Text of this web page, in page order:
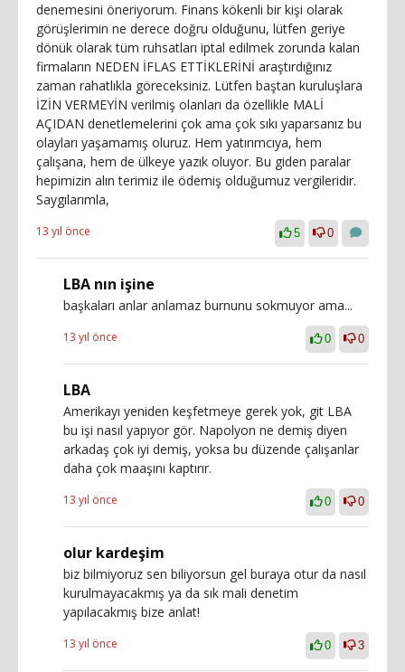
denemesini öneriyorum. Finans kökenli bir kişi olarak
görüşlerimin ne derece doğru olduğunu, lütfen geriye
dönük olarak tüm ruhsatları iptal edilmek zorunda kalan
firmaların NEDEN İFLAS ETTİKLERİNİ araştırdığınız
zaman rahatlıkla göreceksiniz. Lütfen baştan kuruluşlara
İZİN VERMEYİN verilmiş olanları da özellikle MALİ
AÇIDAN denetlemelerini çok ama çok sıkı yaparsanız bu
olayları yaşamamış oluruz. Hem yatırımcıya, hem
çalışana, hem de ülkeye yazık oluyor. Bu giden paralar
hepimizin alın terimiz ile ödemiş olduğumuz vergileridir.
Saygılarımla,
13 yıl önce 5 0
LBA nın işine
başkaları anlar anlamaz burnunu sokmuyor ama...
13 yıl önce 0 0
LBA
Amerikayı yeniden keşfetmeye gerek yok, git LBA
bu işi nasıl yapıyor gör. Napolyon ne demiş diyen
arkadaş çok iyi demiş, yoksa bu düzende çalışanlar
daha çok maaşını kaptırır.
13 yıl önce 0 0
olur kardeşim
biz bilmiyoruz sen biliyorsun gel buraya otur da nasıl
kurulmayacakmış ya da sık mali denetim
yapılacakmış bize anlat!
13 yıl önce 0 3